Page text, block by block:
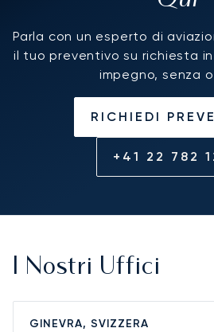
Parla con un esperto di
il tuo preventivo su richiesta
impegno, senza
RICHIEDI
+41 22 782
I Nostri Uffici
GINEVRA, SVIZZERA